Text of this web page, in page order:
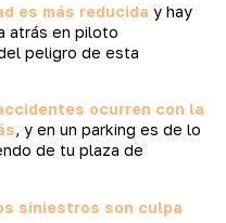
es más reducida y hay
atrás en piloto
peligro de esta
ocurren con la
, y en un parking es de lo
de tu plaza de
siniestros son culpa